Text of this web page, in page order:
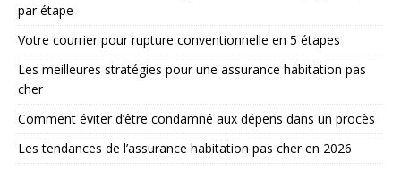
par étape
Votre courrier pour rupture conventionnelle en 5 étapes
Les meilleures stratégies pour une assurance habitation pas
cher
Comment éviter d’être condamné aux dépens dans un procès
Les tendances de l’assurance habitation pas cher en 2026